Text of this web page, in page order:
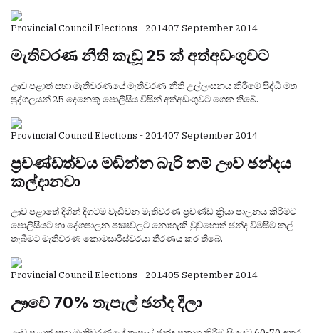
Provincial Council Elections - 201407 September 2014
මැතිවරණ නීති කැඩූ 25 ක් අත්අඩංගුවට
ඌව පළාත් සභා මැතිවරණයේ මැතිවරණ නීති උල්ලංඝනය කිරීමේ සිද්ධි මත
පුද්ගලයන් 25 දෙනෙකු පොලීසිය විසින් අත්අඩංගුවට ගෙන තිබේ.
Provincial Council Elections - 201407 September 2014
ප්‍රචණ්‌ඩත්වය මඬින්න බැරි නම් ඌව ඡන්දය
කල්දානවා
ඌව පළාතේ දිගින් දිගටම වැඩිවන මැතිවරණ ප්‍රචණ්‌ඩ ක්‍රියා පාලනය කිරීමට
පොලිසියට හා දේශපාලන පක්‍ෂවලට නොහැකි වුවහොත් ඡන්ද විමසීම කල්
තැබීමට මැතිවරණ කොමසාරිස්‌වරයා තීරණය කර තිබේ.
Provincial Council Elections - 201405 September 2014
ඌවේ 70% තැපැල් ඡන්ද දීලා